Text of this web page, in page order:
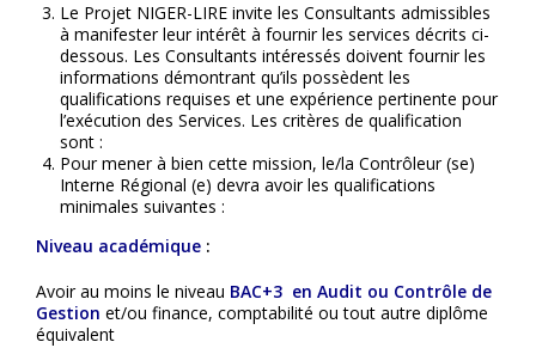
Le Projet NIGER-LIRE invite les Consultants admissibles
à manifester leur intérêt à fournir les services décrits ci-
dessous. Les Consultants intéressés doivent fournir les
informations démontrant qu’ils possèdent les
qualifications requises et une expérience pertinente pour
l’exécution des Services. Les critères de qualification
sont :
Pour mener à bien cette mission, le/la Contrôleur (se)
Interne Régional (e) devra avoir les qualifications
minimales suivantes :
Niveau académique :
Avoir au moins le niveau BAC+3 en Audit ou Contrôle de
Gestion et/ou finance, comptabilité ou tout autre diplôme
équivalent